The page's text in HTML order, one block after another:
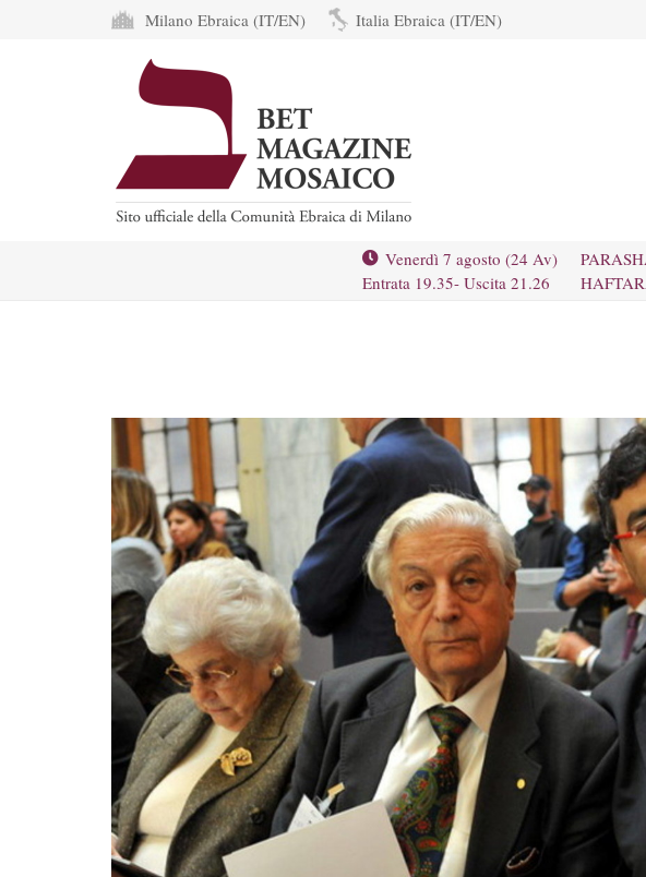
Milano Ebraica (IT/EN) Italia Ebraica (IT/EN)
Venerdì 7 agosto (24 Av)
Entrata 19.35- Uscita 21.26